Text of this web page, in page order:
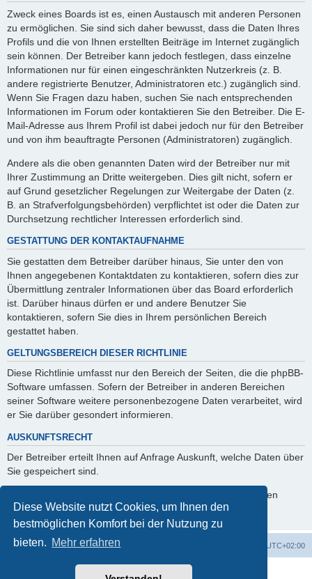
Diese Website nutzt Cookies, um Ihnen den
bestmöglichen Komfort bei der Nutzung zu
bieten. Mehr erfahren
Zweck eines Boards ist es, einen Austausch mit anderen Personen
zu ermöglichen. Sie sind sich daher bewusst, dass die Daten Ihres
Profils und die von Ihnen erstellten Beiträge im Internet zugänglich
sein können. Der Betreiber kann jedoch festlegen, dass einzelne
Informationen nur für einen eingeschränkten Nutzerkreis (z. B.
andere registrierte Benutzer, Administratoren etc.) zugänglich sind.
Wenn Sie Fragen dazu haben, suchen Sie nach entsprechenden
Informationen im Forum oder kontaktieren Sie den Betreiber. Die E-
Mail-Adresse aus Ihrem Profil ist dabei jedoch nur für den Betreiber
und von ihm beauftragte Personen (Administratoren) zugänglich.
Andere als die oben genannten Daten wird der Betreiber nur mit
Ihrer Zustimmung an Dritte weitergeben. Dies gilt nicht, sofern er
auf Grund gesetzlicher Regelungen zur Weitergabe der Daten (z.
B. an Strafverfolgungsbehörden) verpflichtet ist oder die Daten zur
Durchsetzung rechtlicher Interessen erforderlich sind.
GESTATTUNG DER KONTAKTAUFNAHME
Sie gestatten dem Betreiber darüber hinaus, Sie unter den von
Ihnen angegebenen Kontaktdaten zu kontaktieren, sofern dies zur
Übermittlung zentraler Informationen über das Board erforderlich
ist. Darüber hinaus dürfen er und andere Benutzer Sie
kontaktieren, sofern Sie dies in Ihrem persönlichen Bereich
gestattet haben.
GELTUNGSBEREICH DIESER RICHTLINIE
Diese Richtlinie umfasst nur den Bereich der Seiten, die die phpBB-
Software umfassen. Sofern der Betreiber in anderen Bereichen
seiner Software weitere personenbezogene Daten verarbeitet, wird
er Sie darüber gesondert informieren.
AUSKUNFTSRECHT
Der Betreiber erteilt Ihnen auf Anfrage Auskunft, welche Daten über
Sie gespeichert sind.
Sie können jederzeit die Löschung bzw. Sperrung Ihrer Daten
verlangen. Kontaktieren Sie hierzu bitte den Betreiber.
Foren-Übersicht UTC+02:00